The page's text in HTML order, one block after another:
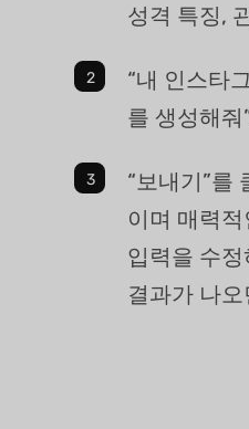
성격 특징,
“내 인스타
를 생성해
“보내기”를
이며 매력
입력을 수
결과가 나